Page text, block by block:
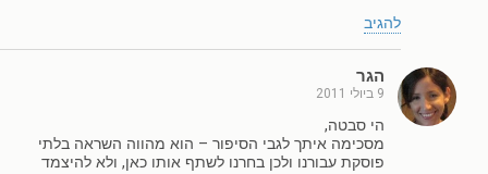
להגיב
הגר
9 ביולי 2011
הי סבטה,
מסכימה איתך לגבי הסיפור – הוא מהווה השראה בלתי
פוסקת עבורנו ולכן בחרנו לשתף אותו כאן, ולא להיצמד